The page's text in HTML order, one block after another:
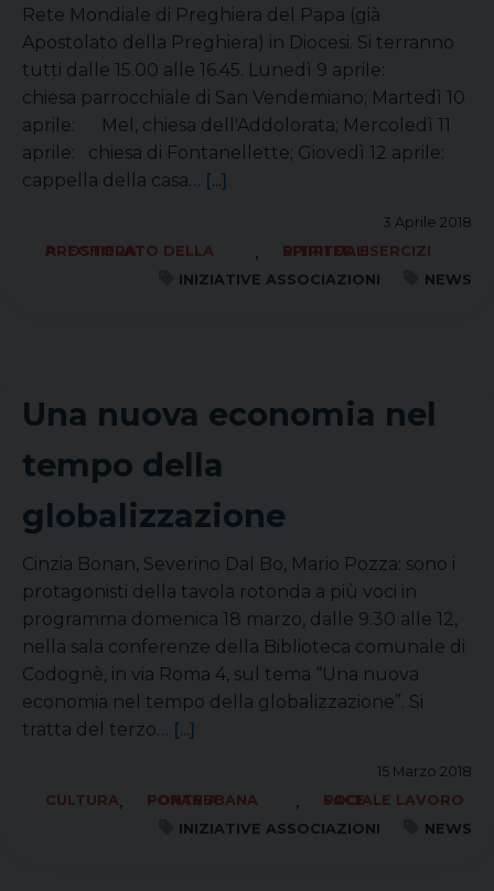
Rete Mondiale di Preghiera del Papa (già
Apostolato della Preghiera) in Diocesi. Si terranno
tutti dalle 15.00 alle 16.45. Lunedì 9 aprile:
chiesa parrocchiale di San Vendemiano; Martedì 10
aprile: Mel, chiesa dell'Addolorata; Mercoledì 11
aprile: chiesa di Fontanellette; Giovedì 12 aprile:
cappella della casa… [...]
3 Aprile 2018
APOSTOLATO DELLA PREGHIERA
,
RITIRI ED ESERCIZI SPIRITUALI
INIZIATIVE ASSOCIAZIONI
NEWS
Una nuova economia nel
tempo della
globalizzazione
Cinzia Bonan, Severino Dal Bo, Mario Pozza: sono i
protagonisti della tavola rotonda a più voci in
programma domenica 18 marzo, dalle 9.30 alle 12,
nella sala conferenze della Biblioteca comunale di
Codognè, in via Roma 4, sul tema “Una nuova
economia nel tempo della globalizzazione”. Si
tratta del terzo… [...]
15 Marzo 2018
CULTURA, FORANIA PONTEBBANA ,
SOCIALE LAVORO PACE
INIZIATIVE ASSOCIAZIONI
NEWS